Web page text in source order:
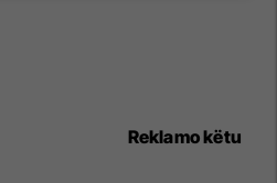
Reklamo këtu